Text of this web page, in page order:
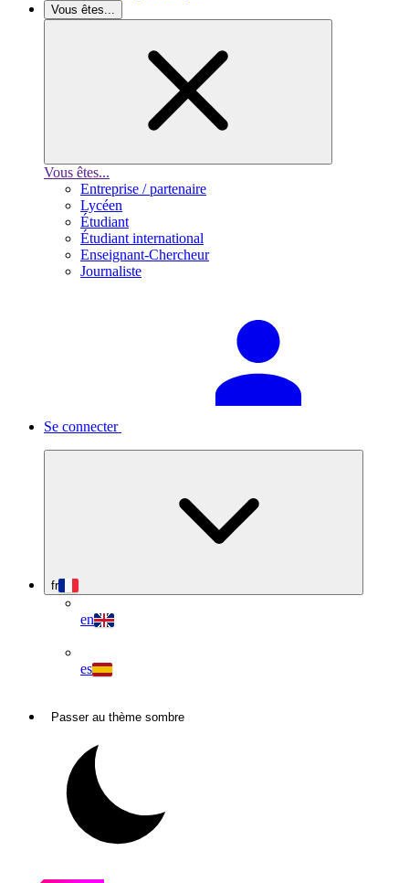
Vous êtes...
Vous êtes...
Entreprise / partenaire
Lycéen
Étudiant
Étudiant international
Enseignant-Chercheur
Journaliste
Se connecter
fr
en
es
Passer au thème sombre